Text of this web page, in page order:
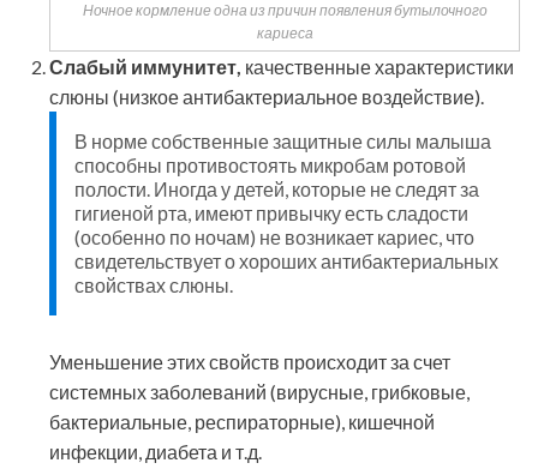
Ночное кормление одна из причин появления бутылочного
кариеса
Слабый иммунитет, качественные характеристики
слюны (низкое антибактериальное воздействие).
В норме собственные защитные силы малыша
способны противостоять микробам ротовой
полости. Иногда у детей, которые не следят за
гигиеной рта, имеют привычку есть сладости
(особенно по ночам) не возникает кариес, что
свидетельствует о хороших антибактериальных
свойствах слюны.
Уменьшение этих свойств происходит за счет
системных заболеваний (вирусные, грибковые,
бактериальные, респираторные), кишечной
инфекции, диабета и т.д.